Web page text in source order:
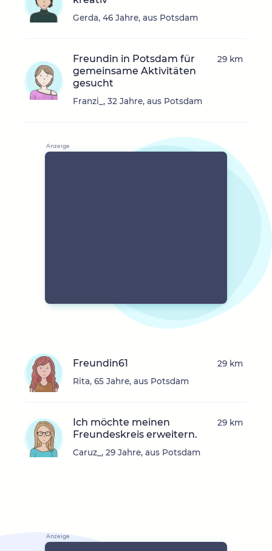
Gerda, 46 Jahre, aus Potsdam
Freundin in Potsdam für
gemeinsame Aktivitäten
gesucht
Franzi_, 32 Jahre, aus Potsdam
29 km
Freundin61
Rita, 65 Jahre, aus Potsdam
29 km
Ich möchte meinen
Freundeskreis erweitern.
Caruz_, 29 Jahre, aus Potsdam
29 km